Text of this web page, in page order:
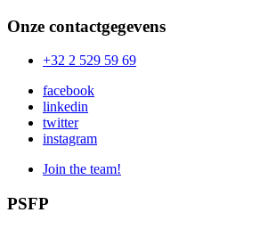
Onze contactgegevens
+32 2 529 59 69
facebook
linkedin
twitter
instagram
Join the team!
PSFP